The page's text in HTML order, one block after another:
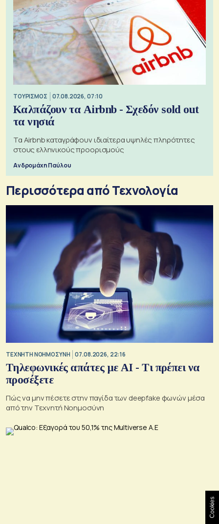
ΤΟΥΡΙΣΜΟΣ 07.08.2026, 07:10
Καλπάζουν τα Airbnb - Σχεδόν sold out
τα νησιά
Τα Airbnb καταγράφουν ιδιαίτερα υψηλές πληρότητες
στους ελληνικούς προορισμούς
Ανδρομάχη Παύλου
Περισσότερα από Τεχνολογία
TΕΧΝΗΤΗ ΝΟΗΜΟΣΥΝΗ 07.08.2026, 22:16
Τηλεφωνικές απάτες με ΑΙ - Τι πρέπει να
προσέξετε
Πώς να μην πέσετε στην παγίδα των deepfake φωνών μέσα
από την Τεχνητή Νοημοσύνη
Cookies